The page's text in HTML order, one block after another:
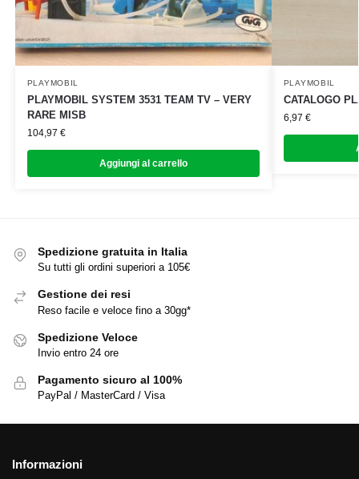
PLAYMOBIL
PLAYMOBIL SYSTEM 3531 TEAM TV – VERY
RARE MISB
104,97 €
Aggiungi al carrello
PLAYMOBIL
CATALOGO
6,97 €
Spedizione gratuita in Italia
Su tutti gli ordini superiori a 105€
Gestione dei resi
Reso facile e veloce fino a 30gg*
Spedizione Veloce
Invio entro 24 ore
Pagamento sicuro al 100%
PayPal / MasterCard / Visa
Informazioni